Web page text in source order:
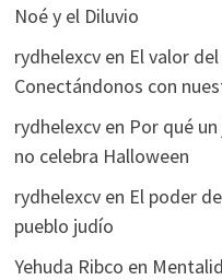
Noé y el Diluvio
rydhelexcven El valor
Conectándonos con
rydhelexcven Por qué
no celebra Halloween
rydhelexcven El poder
pueblo judío
Yehuda Ribco en